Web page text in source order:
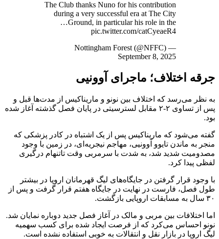
The Club thanks Nuno for his contribution
during a very successful era at The City
Ground, in particular his role in the…
pic.twitter.com/catCyeaeR4
— Nottingham Forest (@NFFC)
September 8, 2025
جرقه اختلاف؛ ماجرای آوونیی
به نظر می‌رسد که اختلاف بین نونو و ماریناکیس از مدت‌ها قبل و
پس از تساوی ۲-۲ مقابل لسترسیتی در پایان فصل گذشته آغاز شده
بود.
گفته می‌شود که ماریناکیس پس از یک اشتباه در کادر پزشکی که
منجر به ماندن تایوو آوونیی، مهاجم نیجریه‌ای، در زمین با وجود
مصدومیت شدید شد، به شدت با سرمربی وقت تاتنهام درگیری
لفظی پیدا کرد.
با وجود قرار گرفتن در جایگاه‌های لیگ قهرمانان اروپا در بیشتر
طول فصل، فارست در نهایت در جایگاه هفتم قرار گرفت و پس از
۳۰ سال به مسابقات اروپایی بازگشت.
اما اختلافات بین مربی و مالک در آغاز فصل جدید دوباره نمایان شد.
نونو احساس می‌کرد که از فرصت ایجاد شده برای کسب سهمیه
لیگ اروپا در بازار نقل و انتقالات به خوبی استفاده نشده است.